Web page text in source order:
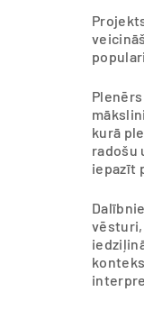
kurā
radošu
iepazīt
vēsturi,